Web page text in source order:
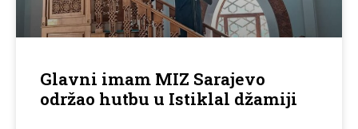
Glavni imam MIZ Sarajevo
održao hutbu u Istiklal džamiji